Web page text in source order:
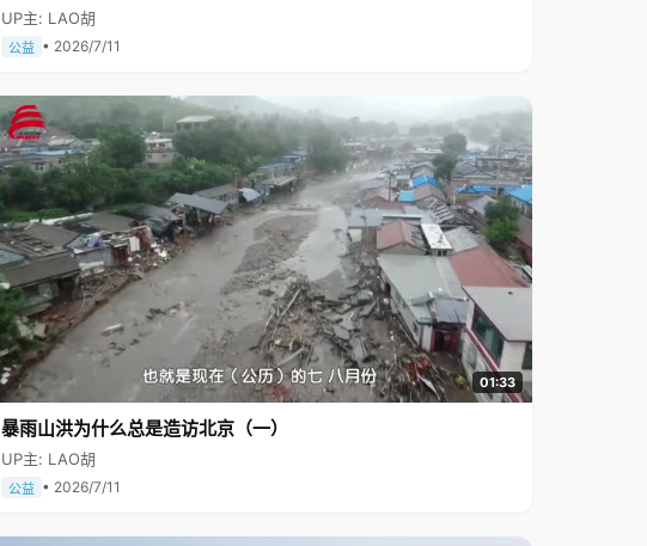
UP主: LAO胡
公益 • 2026/7/11
01:33
暴雨山洪为什么总是造访北京（一）
UP主: LAO胡
公益 • 2026/7/11